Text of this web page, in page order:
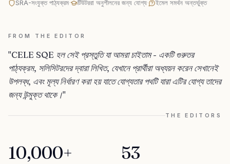
SRA-সংযুক্ত পাঠ্যক্রম· টিউটররা অনুশীলনের জন্য যোগ্য· ইমেল সমর্থন অন্তর্ভুক্ত
FROM THE EDITOR
"CELE SQE হল সেই প্রস্তুতি যা আমরা চাইতাম - একটি গুরুতর
পাঠ্যক্রম, সলিসিটরদের দ্বারা লিখিত, যেখানে প্রার্থীরা অধ্যয়ন করেন সেখানেই
উপলব্ধ, এবং মূল্য নির্ধারণ করা হয় যাতে যোগ্যতার পথটি যারা এটির যোগ্য তাদের
জন্য উন্মুক্ত থাকে।"
THE EDITORS
10,000+ 53